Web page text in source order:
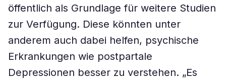
öffentlich als Grundlage für weitere Studien
zur Verfügung. Diese könnten unter
anderem auch dabei helfen, psychische
Erkrankungen wie postpartale
Depressionen besser zu verstehen. „Es